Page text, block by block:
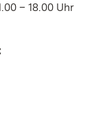
– 18.00 Uhr